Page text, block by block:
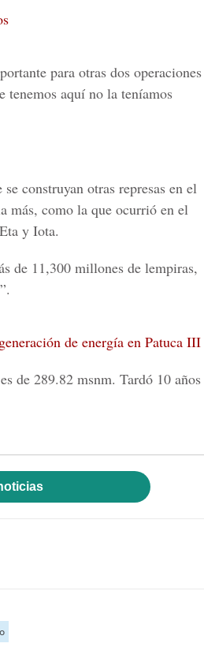
para otras dos operaciones
tenemos aquí no la teníamos
construyan otras represas en el
más, como la que ocurrió en el
y Iota.
de 11,300 millones de lempiras,
”.
de energía en Patuca III
de 289.82 msnm. Tardó 10 años